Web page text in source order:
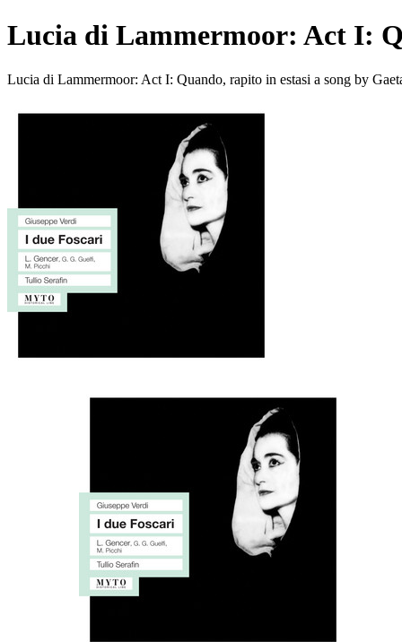
Lucia di Lammermoor: Act I:
Lucia di Lammermoor: Act I: Quando, rapito in estasi a song by